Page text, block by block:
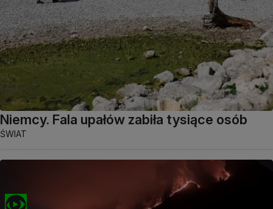
Niemcy. Fala upałów zabiła tysiące osób
ŚWIAT